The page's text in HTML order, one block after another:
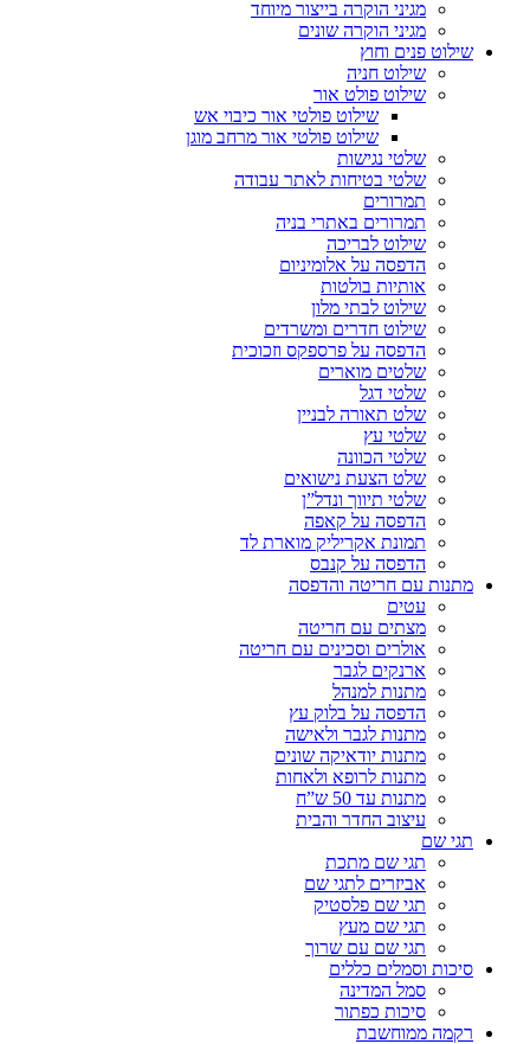
מגיני הוקרה בייצור מיוחד
מגיני הוקרה שונים
שילוט פנים וחוץ
שילוט חניה
שילוט פולט אור
שילוט פולטי אור כיבוי אש
שילוט פולטי אור מרחב מוגן
שלטי נגישות
שלטי בטיחות לאתר עבודה
תמרורים
תמרורים באתרי בניה
שילוט לבריכה
הדפסה על אלומיניום
אותיות בולטות
שילוט לבתי מלון
שילוט חדרים ומשרדים
הדפסה על פרספקס וזכוכית
שלטים מוארים
שלטי דגל
שלט תאורה לבניין
שלטי עץ
שלטי הכוונה
שלט הצעת נישואים
שלטי תיווך ונדל”ן
הדפסה על קאפה
תמונת אקריליק מוארת לד
הדפסה על קנבס
מתנות עם חריטה והדפסה
עטים
מצתים עם חריטה
אולרים וסכינים עם חריטה
ארנקים לגבר
מתנות למנהל
הדפסה על בלוק עץ
מתנות לגבר ולאישה
מתנות יודאיקה שונים
מתנות לרופא ולאחות
מתנות עד 50 ש”ח
עיצוב החדר והבית
תגי שם
תגי שם מתכת
אביזרים לתגי שם
תגי שם פלסטיק
תגי שם מעץ
תגי שם עם שרוך
סיכות וסמלים כללים
סמל המדינה
סיכות כפתור
רקמה ממוחשבת